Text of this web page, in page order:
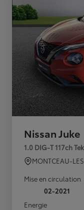
Nissan Juke
1.0 DIG-T 117ch
MONTCEAU-
Mise en circulation
02-2021
Energie